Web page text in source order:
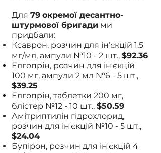
Для 79 окремої десантно-
штурмової бригади ми
придбали:
Ксаврон, розчин для інʼєкцій 1.5
мг/мл, ампули №10 - 2 шт., $92.36
Елгопрін, розчин для інʼєкцій
100 мг, ампули 2 мл №6 - 5 шт.,
$39.25
Елгопрін, таблетки 200 мг,
блістер №12 - 10 шт., $50.59
Амiтриптилiн гiдрохлорид,
розчин для інʼєкцій №10 - 5 шт.,
$24.04
Бупірон, розчин для інʼєкцій 4